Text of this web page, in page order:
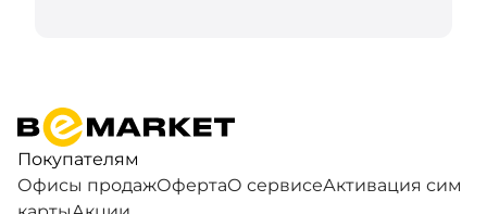
Покупателям
Офисы продажОфертаО сервисеАктивация сим